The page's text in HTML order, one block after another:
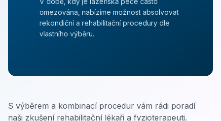
Magnetická rezonance
Lékárna
JAZYK
omezována, nabízíme možnost absolvovat
rekondiční a rehabilitační procedury dle
vlastního výběru.
S výběrem a kombinací procedur vám rádi poradí
naši zkušení rehabilitační lékaři a fyzioterapeuti.